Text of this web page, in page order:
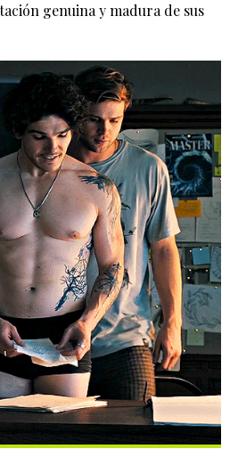
genuina y madura de sus